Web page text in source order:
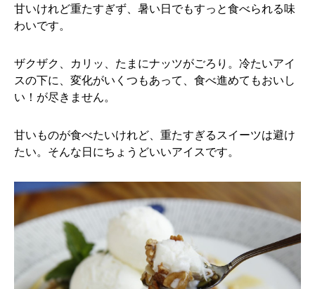
甘いけれど重たすぎず、暑い日でもすっと食べられる味
わいです。
ザクザク、カリッ、たまにナッツがごろり。冷たいアイ
スの下に、変化がいくつもあって、食べ進めてもおいし
い！が尽きません。
甘いものが食べたいけれど、重たすぎるスイーツは避け
たい。そんな日にちょうどいいアイスです。